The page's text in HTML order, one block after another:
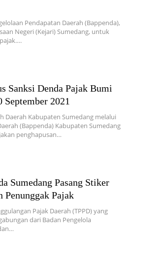
Pendapatan Daerah (Bappenda),
Negeri (Kejari) Sumedang, untuk
Sanksi Denda Pajak Bumi
September 2021
Daerah Kabupaten Sumedang melalui
(Bappenda) Kabupaten Sumedang
penghapusan…
Sumedang Pasang Stiker
Penunggak Pajak
Pajak Daerah (TPPD) yang
dari Badan Pengelola